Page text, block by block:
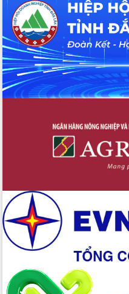
hiện nhiệm vụ quản lý tài sản công
hàng tuần
Tháo gỡ những vướng mắc, đẩy mạnh
công tác cải cách thủ tục hành chính
tại Trung tâm Phục vụ hành chính
công tỉnh
Đắk Lắk: Tôn vinh 46 giải pháp tại Hội
về phát triển nuôi trồng thủy sản
Phó Chủ tịch UBND tỉnh Đắk Lắk
Trương Công Thái kiểm tra thực địa
Dự án cao tốc Khánh Hòa - Buôn Ma
Định vị cà phê Việt Nam như một “di
sản sống” trong dòng chảy toàn cầu
Xây dựng nông thôn mới: Nâng cao đời
sống người dân từ những mô hình thiết
thực
Quyết liệt tháo gỡ vướng mắc, đẩy
nhanh tiến độ các dự án trọng điểm
trong Khu kinh tế Nam Phú Yên